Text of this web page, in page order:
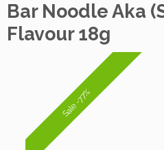
Bar Noodle Aka
Flavour 18g
Sale -77%